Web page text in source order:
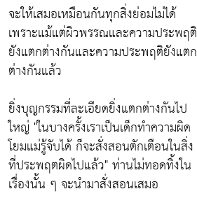
จะให้เสมอเหมือนกันทุกสิ่งย่อมไม่ได้
เพราะแม้แต่ผิวพรรณและความประพฤติ
ยังแตกต่างกันและความประพฤติยังแตก
ต่างกันแล้ว
ยิ่งบุญกรรมที่ละเอียดยิ่งแตกต่างกันไป
ใหญ่ "ในบางครั้งเราเป็นเด็กทำความผิด
โยมแม่รู้จับได้ ก็จะสั่งสอนตักเตือนในสิ่ง
ที่ประพฤตผิดไปแล้ว"ท่านไม่ทอดทิ้งใน
เรื่องนั้น ๆ จะนำมาสั่งสอนเสมอ